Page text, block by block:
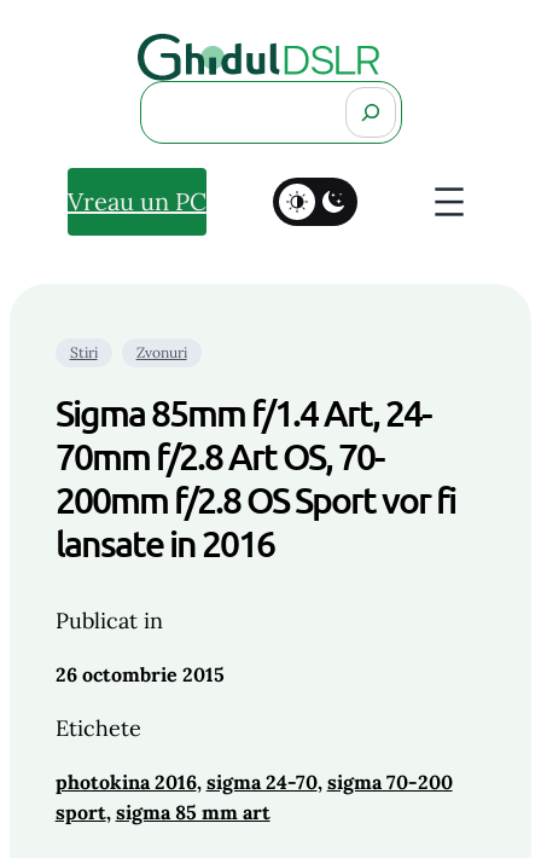
Search
Vreau un PC
Stiri Zvonuri
Sigma 85mm f/1.4 Art, 24-
70mm f/2.8 Art OS, 70-
200mm f/2.8 OS Sport vor fi
lansate in 2016
Publicat in
26 octombrie 2015
Etichete
photokina 2016, sigma 24-70, sigma 70-200
sport, sigma 85 mm art